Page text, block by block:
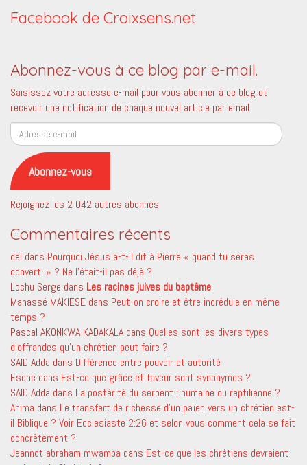
Facebook de Croixsens.net
Abonnez-vous à ce blog par e-mail.
Saisissez votre adresse e-mail pour vous abonner à ce blog et
recevoir une notification de chaque nouvel article par email.
Adresse
e-
mail
Abonnez-vous
Rejoignez les 2 042 autres abonnés
Commentaires récents
del dans Pourquoi Jésus a-t-il dit à Pierre « quand tu seras
converti » ? Ne l’était-il pas déjà ?
Lochu Serge dans Les racines juives du baptême
Manassé MAKIESE dans Peut-on croire et être incrédule en même
temps ?
Pascal AKONKWA KADAKALA dans Quelles sont les divers types
d’offrandes qu’un chrétien peut faire ?
SAID Adda dans Différence entre pouvoir et autorité
Esehe dans Est-ce que grâce et faveur sont synonymes ?
SAID Adda dans La postérité du serpent ; humaine ou reptilienne ?
Ahima dans Le transfert de richesse d’un païen vers un chrétien est-
il Biblique ? Voir Ecclesiaste 2:26 et selon vous comment cela se fait
concrètement ?
Jeannot abraham mwamba dans Est-ce que les chrétiens devraient